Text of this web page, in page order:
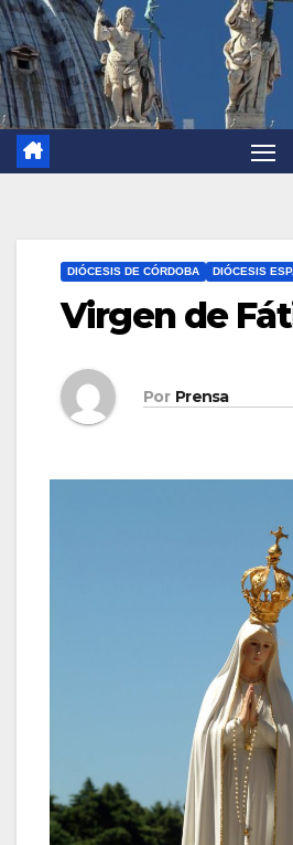
DIÓCESIS DE CÓRDOBA DIÓCESIS
Virgen de
Por Prensa